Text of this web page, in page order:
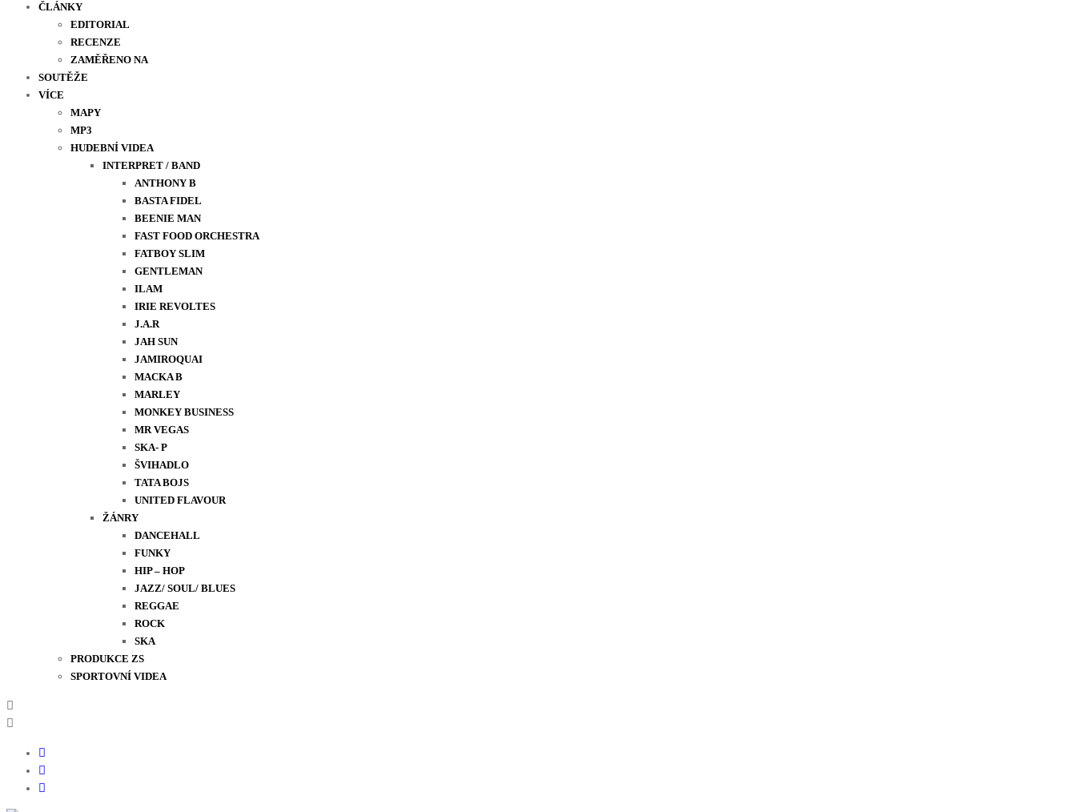
ČLÁNKY
EDITORIAL
RECENZE
ZAMĚŘENO NA
SOUTĚŽE
VÍCE
MAPY
MP3
HUDEBNÍ VIDEA
INTERPRET / BAND
ANTHONY B
BASTA FIDEL
BEENIE MAN
FAST FOOD ORCHESTRA
FATBOY SLIM
GENTLEMAN
ILAM
IRIE REVOLTES
J.A.R
JAH SUN
JAMIROQUAI
MACKA B
MARLEY
MONKEY BUSINESS
MR VEGAS
SKA- P
ŠVIHADLO
TATA BOJS
UNITED FLAVOUR
ŽÁNRY
DANCEHALL
FUNKY
HIP – HOP
JAZZ/ SOUL/ BLUES
REGGAE
ROCK
SKA
PRODUKCE ZS
SPORTOVNÍ VIDEA